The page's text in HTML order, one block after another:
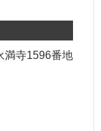
寺1596番地